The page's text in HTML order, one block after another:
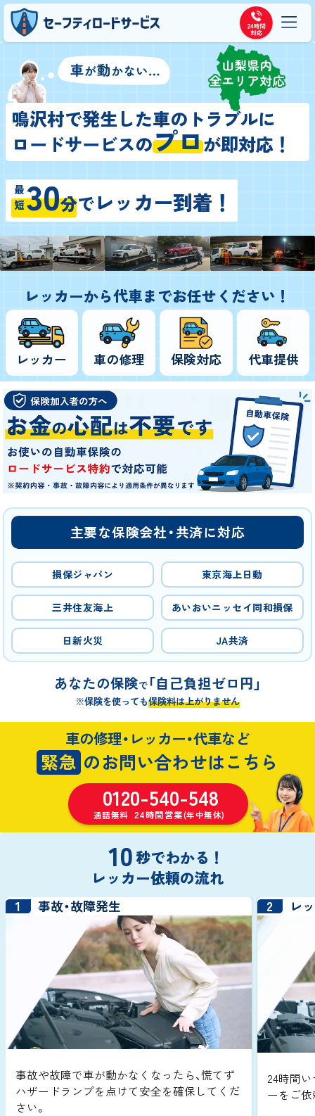
鳴沢村で発生した車のトラブルに
ロードサービスのプロが即対応！
最短30分でレッカー到着！
レッカーから代車までお任せください！
レッカー 車の修理 保険対応 代車提供
主要な保険会社・共済に対応
損保ジャパン 東京海上日動
三井住友海上 あいおいニッセイ同和損保
日新火災 JA共済
あなたの保険で「自己負担ゼロ円」
※保険を使っても保険料は上がりません
車の修理・レッカー・代車など
緊急 のお問い合わせはこちら
0120-540-548
通話無料 24時間営業(年中無休)
10秒でわかる！
レッカー依頼の流れ
1 事故・故障発生
事故や故障で車が動かなくなったら、慌てず
ハザードランプを点けて安全を確保してくだ
さい。
2 レ
24時間い
ーをご依